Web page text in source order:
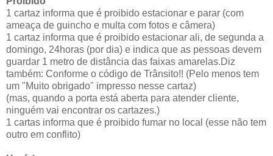
1 cartaz informa que é proibido estacionar e parar (com
ameaça de guincho e multa com fotos e câmera)
1 cartaz informa que é proibido estacionar ali, de segunda a
domingo, 24horas (por dia) e indica que as pessoas devem
guardar 1 metro de distância das faixas amarelas.Diz
também: Conforme o código de Trânsito!! (Pelo menos tem
um "Muito obrigado" impresso nesse cartaz)
(mas, quando a porta está aberta para atender cliente,
ninguém vai encontrar os cartazes.)
1 cartas informa que é proibido fumar no local (esse não tem
outro em conflito)